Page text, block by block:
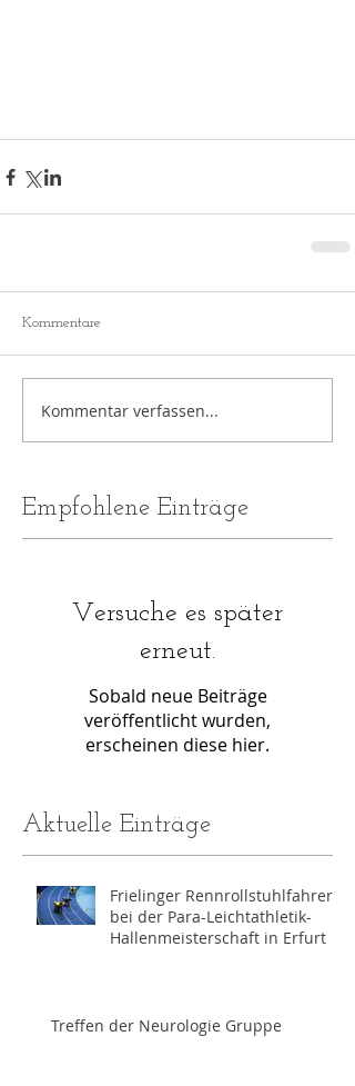
Kommentare
Kommentar verfassen...
Empfohlene Einträge
Versuche es später
erneut.
Sobald neue Beiträge
veröffentlicht wurden,
erscheinen diese hier.
Aktuelle Einträge
Frielinger Rennrollstuhlfahrer
bei der Para-Leichtathletik-
Hallenmeisterschaft in Erfurt
Treffen der Neurologie Gruppe